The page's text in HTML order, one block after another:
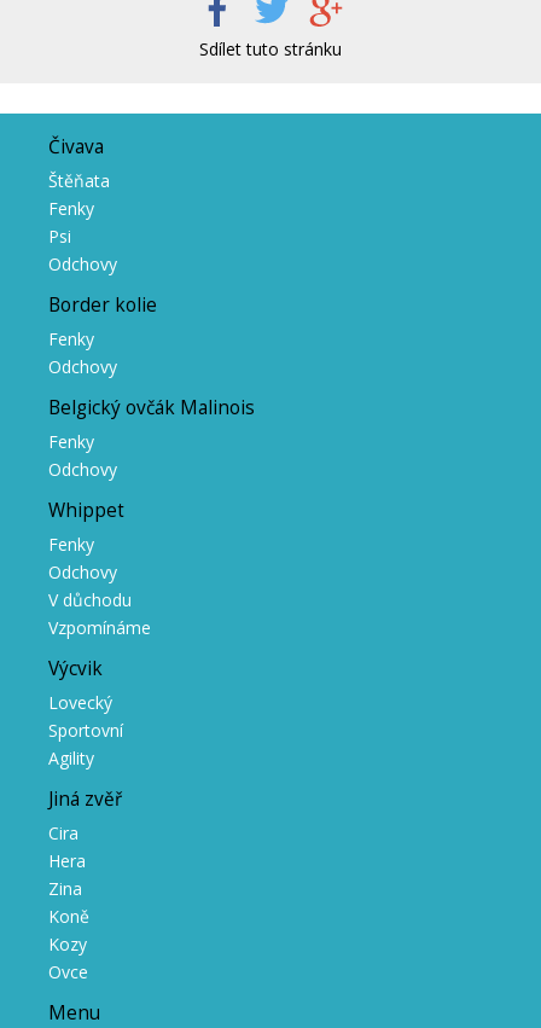
Sdílet tuto stránku
Čivava
Štěňata
Fenky
Psi
Odchovy
Border kolie
Fenky
Odchovy
Belgický ovčák Malinois
Fenky
Odchovy
Whippet
Fenky
Odchovy
V důchodu
Vzpomínáme
Výcvik
Lovecký
Sportovní
Agility
Jiná zvěř
Cira
Hera
Zina
Koně
Kozy
Ovce
Menu